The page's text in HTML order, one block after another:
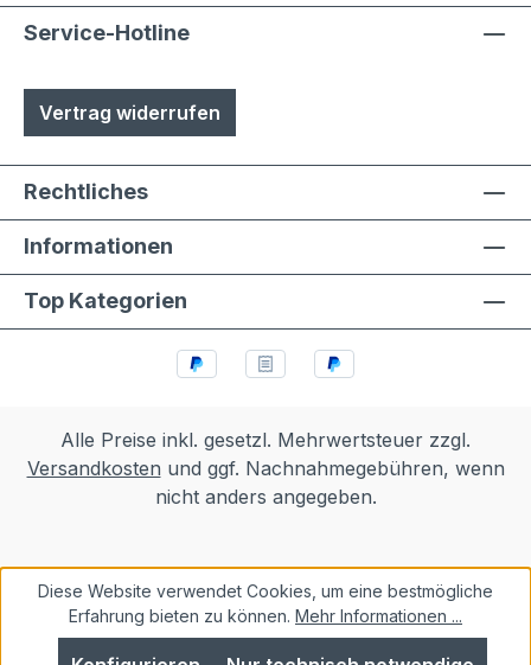
Service-Hotline
Vertrag widerrufen
Rechtliches
Informationen
Top Kategorien
Alle Preise inkl. gesetzl. Mehrwertsteuer zzgl.
Versandkosten und ggf. Nachnahmegebühren, wenn
nicht anders angegeben.
Diese Website verwendet Cookies, um eine bestmögliche
Erfahrung bieten zu können. Mehr Informationen ...